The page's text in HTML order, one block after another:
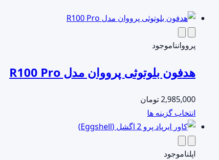
پرووانناموجود
هدفون بلوتوثی پرووان مدل R100 Pro
2,985,000تومان
انتخاب گزینه ها
محصول
اپلناموجود